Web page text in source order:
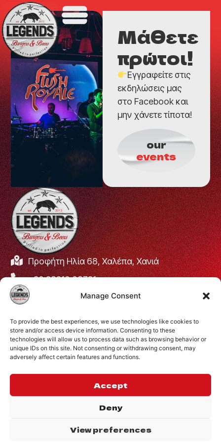
Manage Consent
To provide the best experiences, we use technologies like cookies to
store and/or access device information. Consenting to these
technologies will allow us to process data such as browsing behavior or
unique IDs on this site. Not consenting or withdrawing consent, may
adversely affect certain features and functions.
Accept
Deny
View preferences
Μάθετε
πρώτοι!
Εγγραφείτε στις
εκδηλώσεις μας
στο Facebook και
μην χάνετε τίποτα!
our
events
Προφήτη Ηλία 68, Χαλέπα, Χανιά
+30 28210 08731
info@legendsburgers.gr
Δευτέρα με Παρασκευή16:00 – 24:00
Σάββατο14:00 – 24:00
Κυριακή12:00 – 24:00
ΣΥΝΔΕΘΕΙΤΕ ΜΑΖΙ
©2024 Legends.Privacy Policy. Website by